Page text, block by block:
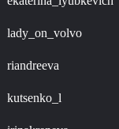
lady_on_volvo
riandreeva
kutsenko_l